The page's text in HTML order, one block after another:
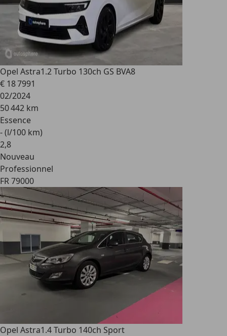
Opel Astra1.2 Turbo 130ch GS BVA8
€ 18 7991
02/2024
50 442 km
Essence
- (l/100 km)
2,8
Nouveau
Professionnel
FR 79000
Opel Astra1.4 Turbo 140ch Sport